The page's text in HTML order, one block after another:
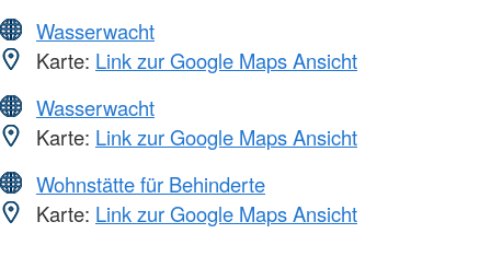
Wasserwacht
Karte: Link zur Google Maps Ansicht
Wasserwacht
Karte: Link zur Google Maps Ansicht
Wohnstätte für Behinderte
Karte: Link zur Google Maps Ansicht